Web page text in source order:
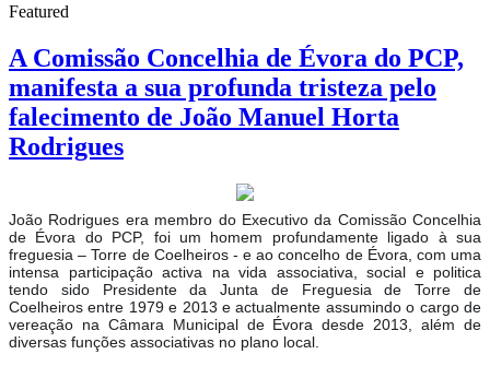
Featured
A Comissão Concelhia de Évora do PCP,
manifesta a sua profunda tristeza pelo
falecimento de João Manuel Horta
Rodrigues
João Rodrigues era membro do Executivo da Comissão Concelhia
de Évora do PCP, foi um homem profundamente ligado à sua
freguesia – Torre de Coelheiros - e ao concelho de Évora, com uma
intensa participação activa na vida associativa, social e politica
tendo sido Presidente da Junta de Freguesia de Torre de
Coelheiros entre 1979 e 2013 e actualmente assumindo o cargo de
vereação na Câmara Municipal de Évora desde 2013, além de
diversas funções associativas no plano local.